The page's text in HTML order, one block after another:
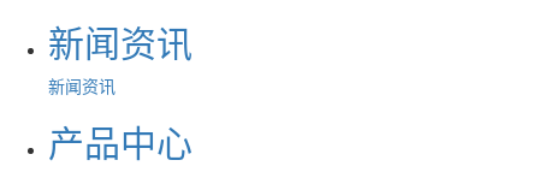
新闻资讯
新闻资讯
产品中心